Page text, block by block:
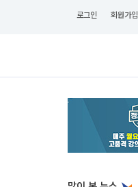
로그인 회원가입